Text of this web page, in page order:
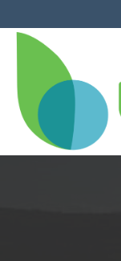
al
contenido